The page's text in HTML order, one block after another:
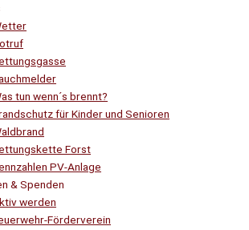
tun wenn´s brennt?
für Kinder und Senioren
Forst
PV-Anlage
& Spenden
werden
Förderverein